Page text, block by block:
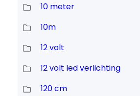
10 meter
10m
12 volt
12 volt led verlichting
120 cm